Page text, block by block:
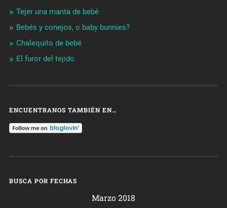
Tejer una manta de bebé
Bebés y conejos, o baby bunnies?
Chalequito de bebé
El furor del tejido
ENCUENTRANOS TAMBIÉN EN…
BUSCA POR FECHAS
Marzo 2018